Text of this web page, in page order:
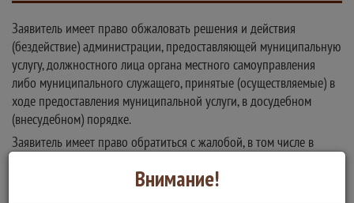
Заявитель имеет право обжаловать решения и действия
(бездействие) администрации, предоставляющей муниципальную
услугу, должностного лица органа местного самоуправления
либо муниципального служащего, принятые (осуществляемые) в
ходе предоставления муниципальной услуги, в досудебном
(внесудебном) порядке.
Заявитель имеет право обратиться с жалобой, в том числе в
нарушения сроков регистрации заявления;
Внимание!